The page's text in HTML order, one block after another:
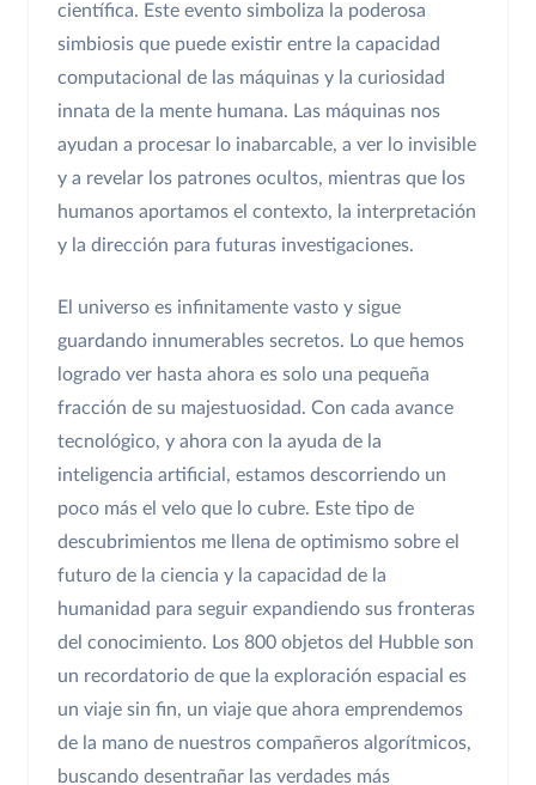
científica. Este evento simboliza la poderosa
simbiosis que puede existir entre la capacidad
computacional de las máquinas y la curiosidad
innata de la mente humana. Las máquinas nos
ayudan a procesar lo inabarcable, a ver lo invisible
y a revelar los patrones ocultos, mientras que los
humanos aportamos el contexto, la interpretación
y la dirección para futuras investigaciones.
El universo es infinitamente vasto y sigue
guardando innumerables secretos. Lo que hemos
logrado ver hasta ahora es solo una pequeña
fracción de su majestuosidad. Con cada avance
tecnológico, y ahora con la ayuda de la
inteligencia artificial, estamos descorriendo un
poco más el velo que lo cubre. Este tipo de
descubrimientos me llena de optimismo sobre el
futuro de la ciencia y la capacidad de la
humanidad para seguir expandiendo sus fronteras
del conocimiento. Los 800 objetos del Hubble son
un recordatorio de que la exploración espacial es
un viaje sin fin, un viaje que ahora emprendemos
de la mano de nuestros compañeros algorítmicos,
buscando desentrañar las verdades más